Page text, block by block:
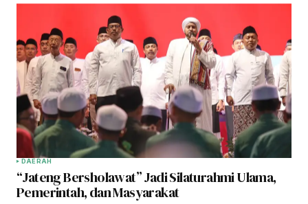
DAERAH
“Jateng Bersholawat” Jadi Silaturahmi Ulama,
Pemerintah, dan Masyarakat